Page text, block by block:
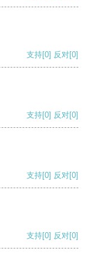
支持[0] 反对[0]
支持[0] 反对[0]
支持[0] 反对[0]
支持[0] 反对[0]